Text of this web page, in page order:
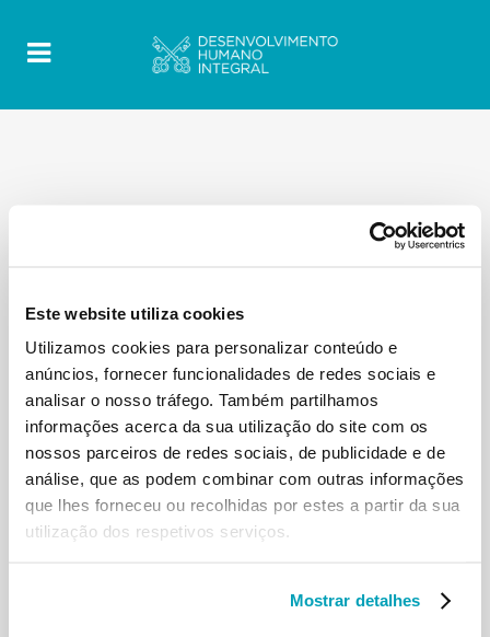
Este website utiliza cookies
Utilizamos cookies para personalizar conteúdo e
anúncios, fornecer funcionalidades de redes sociais e
analisar o nosso tráfego. Também partilhamos
informações acerca da sua utilização do site com os
nossos parceiros de redes sociais, de publicidade e de
análise, que as podem combinar com outras informações
que lhes forneceu ou recolhidas por estes a partir da sua
utilização dos respetivos serviços.
Mostrar detalhes